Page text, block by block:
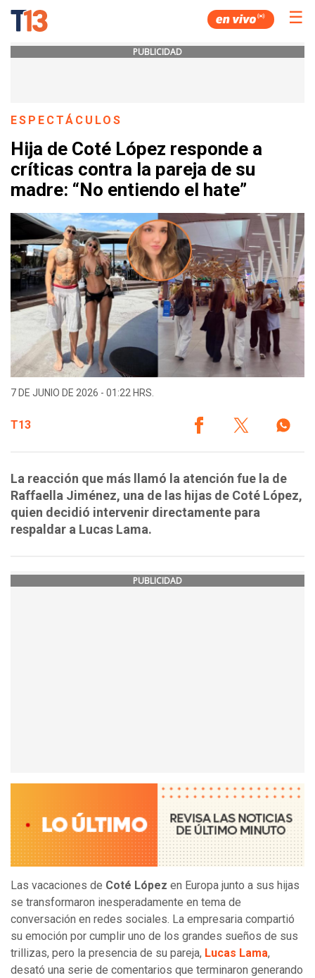
☰
PUBLICIDAD
ESPECTÁCULOS
Hija de Coté López responde a
críticas contra la pareja de su
madre: “No entiendo el hate”
7 DE JUNIO DE 2026 - 01:22 HRS.
T13
La reacción que más llamó la atención fue la de
Raffaella Jiménez, una de las hijas de Coté López,
quien decidió intervenir directamente para
respaldar a Lucas Lama.
PUBLICIDAD
Las vacaciones de Coté López en Europa junto a sus hijas
se transformaron inesperadamente en tema de
conversación en redes sociales. La empresaria compartió
su emoción por cumplir uno de los grandes sueños de sus
trillizas, pero la presencia de su pareja, Lucas Lama,
desató una serie de comentarios que terminaron generando